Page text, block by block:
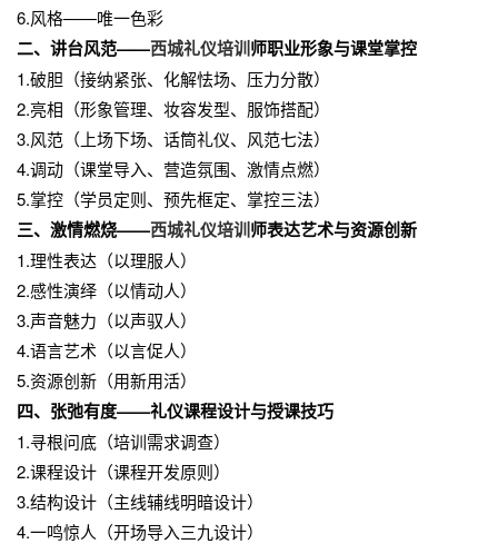
6.风格——唯一色彩
二、讲台风范——西城礼仪培训师职业形象与课堂掌控
1.破胆（接纳紧张、化解怯场、压力分散）
2.亮相（形象管理、妆容发型、服饰搭配）
3.风范（上场下场、话筒礼仪、风范七法）
4.调动（课堂导入、营造氛围、激情点燃）
5.掌控（学员定则、预先框定、掌控三法）
三、激情燃烧——西城礼仪培训师表达艺术与资源创新
1.理性表达（以理服人）
2.感性演绎（以情动人）
3.声音魅力（以声驭人）
4.语言艺术（以言促人）
5.资源创新（用新用活）
四、张弛有度——礼仪课程设计与授课技巧
1.寻根问底（培训需求调查）
2.课程设计（课程开发原则）
3.结构设计（主线辅线明暗设计）
4.一鸣惊人（开场导入三九设计）